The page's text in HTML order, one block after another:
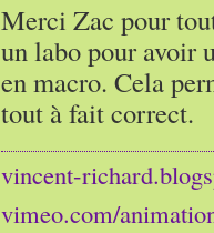
Merci Zac pour
un labo pour avoir
en macro. Cela
tout à fait correct.
vincent-
vimeo.com/